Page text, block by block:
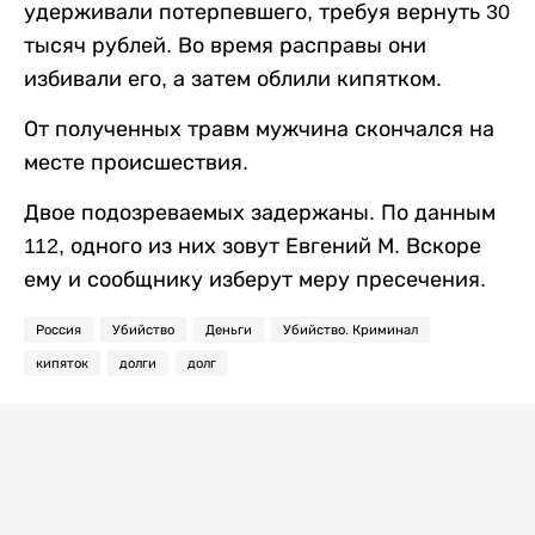
удерживали потерпевшего, требуя вернуть 30
тысяч рублей. Во время расправы они
избивали его, а затем облили кипятком.
От полученных травм мужчина скончался на
месте происшествия.
Двое подозреваемых задержаны. По данным
112, одного из них зовут Евгений М. Вскоре
ему и сообщнику изберут меру пресечения.
Россия Убийство Деньги Убийство. Криминал
кипяток долги долг